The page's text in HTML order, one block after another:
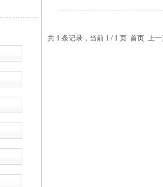
共 1 条记录，当前 1 / 1 页 首页 上